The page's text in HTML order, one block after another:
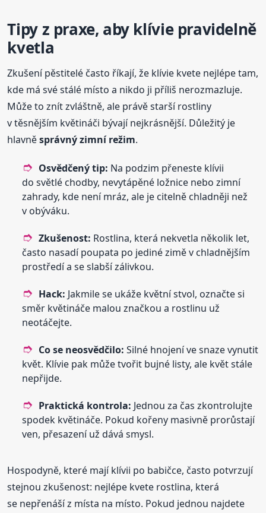
Tipy z praxe, aby klívie pravidelně
kvetla
Zkušení pěstitelé často říkají, že klívie kvete nejlépe tam,
kde má své stálé místo a nikdo ji příliš nerozmazluje.
Může to znít zvláštně, ale právě starší rostliny
v těsnějším květináči bývají nejkrásnější. Důležitý je
hlavněsprávný zimní režim.
Osvědčený tip: Na podzim přeneste klívii
do světlé chodby, nevytápěné ložnice nebo zimní
zahrady, kde není mráz, ale je citelně chladněji než
v obýváku.
Zkušenost: Rostlina, která nekvetla několik let,
často nasadí poupata po jediné zimě v chladnějším
prostředí a se slabší zálivkou.
Hack: Jakmile se ukáže květní stvol, označte si
směr květináče malou značkou a rostlinu už
neotáčejte.
Co se neosvědčilo: Silné hnojení ve snaze vynutit
květ. Klívie pak může tvořit bujné listy, ale květ stále
nepřijde.
Praktická kontrola: Jednou za čas zkontrolujte
spodek květináče. Pokud kořeny masivně prorůstají
ven, přesazení už dává smysl.
Hospodyně, které mají klívii po babičce, často potvrzují
stejnou zkušenost: nejlépe kvete rostlina, která
se nepřenáší z místa na místo. Pokud jednou najdete